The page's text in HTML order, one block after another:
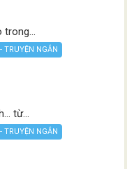
trong...
TRUYỆN NGẮN
từ...
TRUYỆN NGẮN